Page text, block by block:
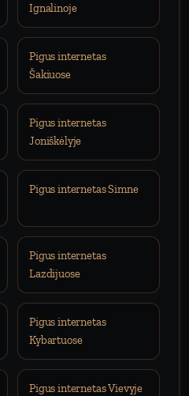
Ignalinoje
Pigus internetas
Šakiuose
Pigus internetas
Joniškėlyje
Pigus internetas Simne
Pigus internetas
Lazdijuose
Pigus internetas
Kybartuose
Pigus internetas Vievyje